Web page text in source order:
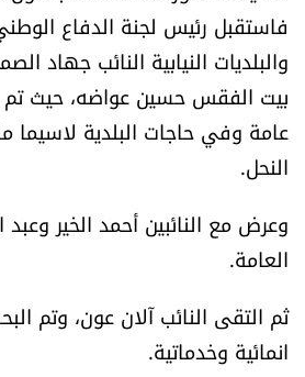
آراء
اقتصاد
العالم
الصحافة الإسرائيلية
ثقافة وفنون
فصل من كتاب
فاستقبل رئيس لجنة الدفاع
والبلديات النيابية النائب جهاد
بيت الفقس حسين عواضه، حيث
عامة وفي حاجات البلدية لاسيما
النحل.
وعرض مع النائبين أحمد الخير وعبد
العامة.
ثم التقى النائب آلان عون، وتم
انمائية وخدماتية.